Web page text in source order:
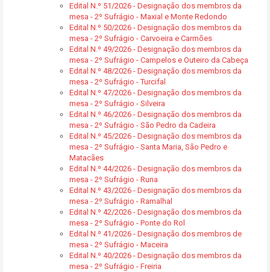
Edital N.º 51/2026 - Designação dos membros da
mesa - 2º Sufrágio - Maxial e Monte Redondo
Edital N.º 50/2026 - Designação dos membros da
mesa - 2º Sufrágio - Carvoeira e Carmões
Edital N.º 49/2026 - Designação dos membros da
mesa - 2º Sufrágio - Campelos e Outeiro da Cabeça
Edital N.º 48/2026 - Designação dos membros da
mesa - 2º Sufrágio - Turcifal
Edital N.º 47/2026 - Designação dos membros da
mesa - 2º Sufrágio - Silveira
Edital N.º 46/2026 - Designação dos membros da
mesa - 2º Sufrágio - São Pedro da Cadeira
Edital N.º 45/2026 - Designação dos membros da
mesa - 2º Sufrágio - Santa Maria, São Pedro e
Matacães
Edital N.º 44/2026 - Designação dos membros da
mesa - 2º Sufrágio - Runa
Edital N.º 43/2026 - Designação dos membros da
mesa - 2º Sufrágio - Ramalhal
Edital N.º 42/2026 - Designação dos membros da
mesa - 2º Sufrágio - Ponte do Rol
Edital N.º 41/2026 - Designação dos membros de
mesa - 2º Sufrágio - Maceira
Edital N.º 40/2026 - Designação dos membros da
mesa - 2º Sufrágio - Freiria